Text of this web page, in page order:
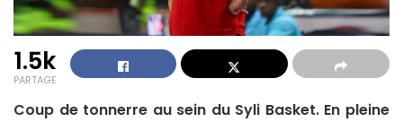
1.5k
PARTAGE
Coup de tonnerre au sein du Syli Basket. En pleine